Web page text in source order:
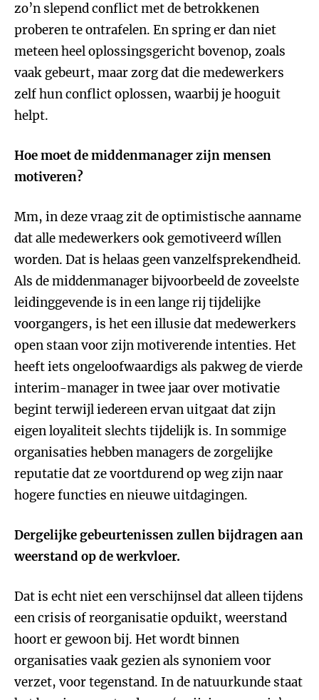
zo’n slepend conflict met de betrokkenen
proberen te ontrafelen. En spring er dan niet
meteen heel oplossingsgericht bovenop, zoals
vaak gebeurt, maar zorg dat die medewerkers
zelf hun conflict oplossen, waarbij je hooguit
helpt.
Hoe moet de middenmanager zijn mensen
motiveren?
Mm, in deze vraag zit de optimistische aanname
dat alle medewerkers ook gemotiveerd wíllen
worden. Dat is helaas geen vanzelfsprekendheid.
Als de middenmanager bijvoorbeeld de zoveelste
leidinggevende is in een lange rij tijdelijke
voorgangers, is het een illusie dat medewerkers
open staan voor zijn motiverende intenties. Het
heeft iets ongeloofwaardigs als pakweg de vierde
interim-manager in twee jaar over motivatie
begint terwijl iedereen ervan uitgaat dat zijn
eigen loyaliteit slechts tijdelijk is. In sommige
organisaties hebben managers de zorgelijke
reputatie dat ze voortdurend op weg zijn naar
hogere functies en nieuwe uitdagingen.
Dergelijke gebeurtenissen zullen bijdragen aan
weerstand op de werkvloer.
Dat is echt niet een verschijnsel dat alleen tijdens
een crisis of reorganisatie opduikt, weerstand
hoort er gewoon bij. Het wordt binnen
organisaties vaak gezien als synoniem voor
verzet, voor tegenstand. In de natuurkunde staat